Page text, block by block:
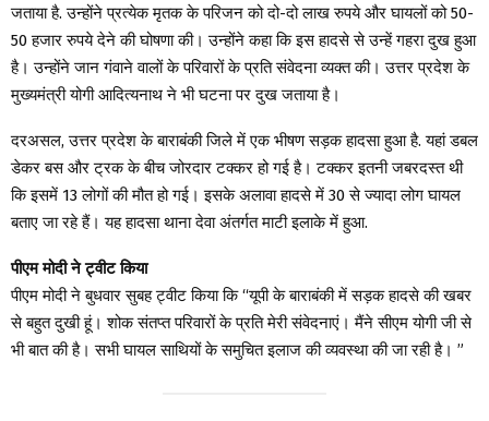
जताया है. उन्होंने प्रत्येक मृतक के परिजन को दो-दो लाख रुपये और घायलों को 50-
50 हजार रुपये देने की घोषणा की। उन्होंने कहा कि इस हादसे से उन्हें गहरा दुख हुआ
है। उन्होंने जान गंवाने वालों के परिवारों के प्रति संवेदना व्यक्त की। उत्तर प्रदेश के
मुख्यमंत्री योगी आदित्यनाथ ने भी घटना पर दुख जताया है।
दरअसल, उत्तर प्रदेश के बाराबंकी जिले में एक भीषण सड़क हादसा हुआ है. यहां डबल
डेकर बस और ट्रक के बीच जोरदार टक्कर हो गई है। टक्कर इतनी जबरदस्त थी
कि इसमें 13 लोगों की मौत हो गई। इसके अलावा हादसे में 30 से ज्यादा लोग घायल
बताए जा रहे हैं। यह हादसा थाना देवा अंतर्गत माटी इलाके में हुआ.
पीएम मोदी ने ट्वीट किया
पीएम मोदी ने बुधवार सुबह ट्वीट किया कि “यूपी के बाराबंकी में सड़क हादसे की खबर
से बहुत दुखी हूं। शोक संतप्त परिवारों के प्रति मेरी संवेदनाएं। मैंने सीएम योगी जी से
भी बात की है। सभी घायल साथियों के समुचित इलाज की व्यवस्था की जा रही है। ”